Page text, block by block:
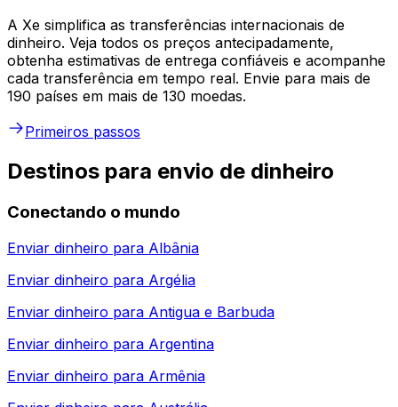
A Xe simplifica as transferências internacionais de
dinheiro. Veja todos os preços antecipadamente,
obtenha estimativas de entrega confiáveis e acompanhe
cada transferência em tempo real. Envie para mais de
190 países em mais de 130 moedas.
Primeiros passos
Destinos para envio de dinheiro
Conectando o mundo
Enviar dinheiro para Albânia
Enviar dinheiro para Argélia
Enviar dinheiro para Antigua e Barbuda
Enviar dinheiro para Argentina
Enviar dinheiro para Armênia